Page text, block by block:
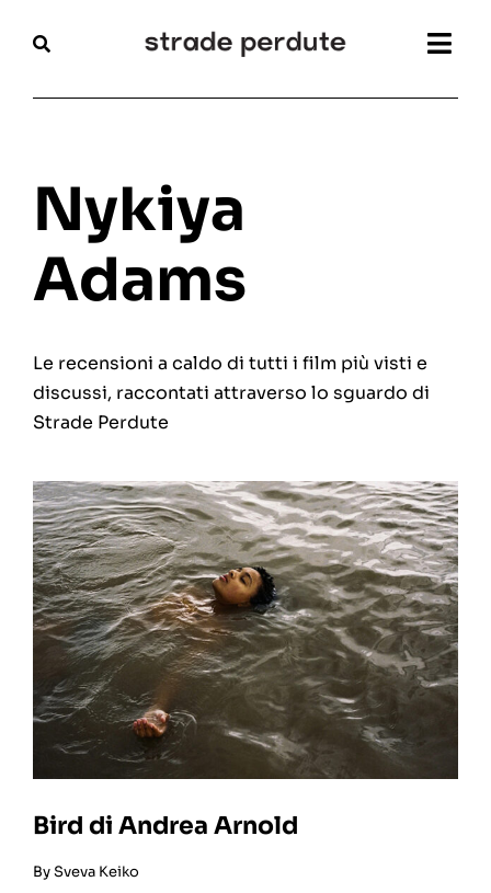
Magazine
Recensioni
Interviste
Festival
Articoli
Chi siamo
Nykiya
Adams
Le recensioni a caldo di tutti i film più visti e
discussi, raccontati attraverso lo sguardo di
Strade Perdute
Bird di Andrea Arnold
BySveva Keiko